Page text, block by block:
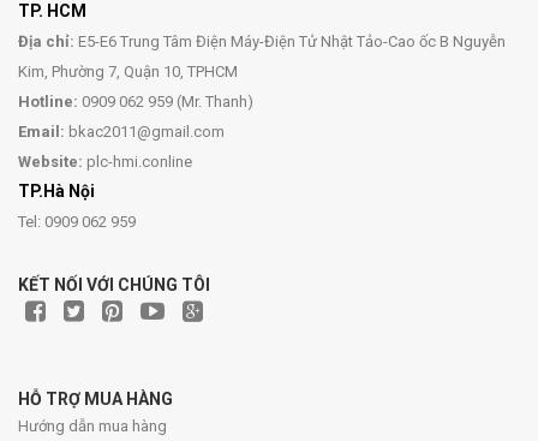
TP. HCM
Địa chỉ: E5-E6 Trung Tâm Điện Máy-Điện Tử Nhật Tảo-Cao ốc B Nguyễn
Kim, Phường 7, Quận 10, TPHCM
Hotline: 0909 062 959 (Mr. Thanh)
Email: bkac2011@gmail.com
Website: plc-hmi.conline
TP.Hà Nội
Tel: 0909 062 959
KẾT NỐI VỚI CHÚNG TÔI
HỖ TRỢ MUA HÀNG
Hướng dẫn mua hàng